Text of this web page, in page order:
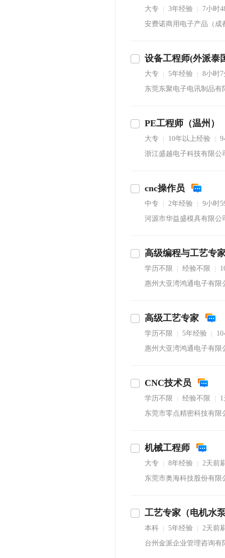
大专 3年经验
7小时
安费诺商用电子产品（成
设备工程师(外派泰
大专 5年经验
8小时
东莞东聚电子电讯制品有
PE工程师（温州）
大专 10年以上经验
9
浙江盛越电子科技有限公
cnc操作员
中专 2年经验
9小时
河源市华益盛模具有限公
高级编程与工艺专
学历不限 经验不限
惠州大亚湾鸿通电子有限
高级工艺专家
学历不限 5年经验
惠州大亚湾鸿通电子有限
CNC技术员
学历不限 经验不限
东莞市零点精密科技有限
机械工程师
大专 8年经验
2天前
东莞市奥海科技股份有限
本科 5年经验
2天前
台州金派企业管理咨询有